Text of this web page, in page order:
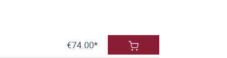
€74.00*